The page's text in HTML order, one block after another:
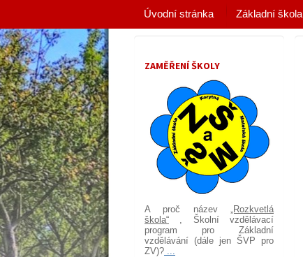
Úvodní stránka Základní škola
ZAMĚŘENÍ ŠKOLY
A proč název
„Rozkvetlá
škola“ , Školní vzdělávací
program pro Základní
vzdělávání (dále jen ŠVP pro
ZV)?